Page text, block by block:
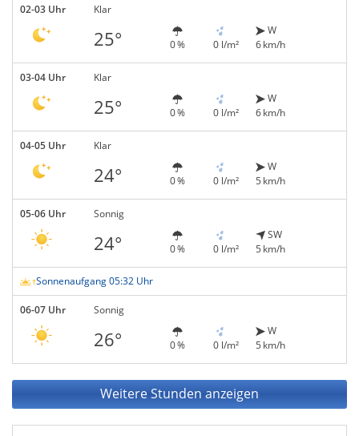
02-03 Uhr Klar
25° 0 % 0 l/m²
W
6 km/h
03-04 Uhr Klar
25° 0 % 0 l/m²
W
6 km/h
04-05 Uhr Klar
24° 0 % 0 l/m²
W
5 km/h
05-06 Uhr Sonnig
24° 0 % 0 l/m²
SW
5 km/h
Sonnenaufgang 05:32 Uhr
06-07 Uhr Sonnig
26° 0 % 0 l/m²
W
5 km/h
Weitere Stunden anzeigen